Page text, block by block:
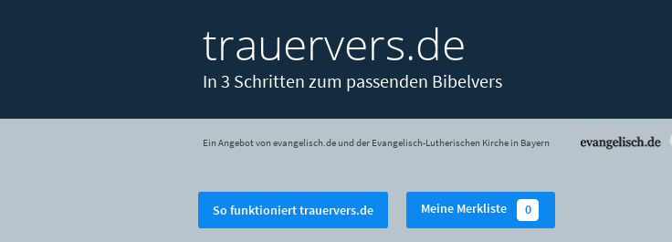
trauervers.de
In 3 Schritten zum passenden Bibelvers
Ein Angebot von evangelisch.de und der Evangelisch-Lutherischen Kirche in Bayern
So funktioniert trauervers.de Meine Merkliste 0